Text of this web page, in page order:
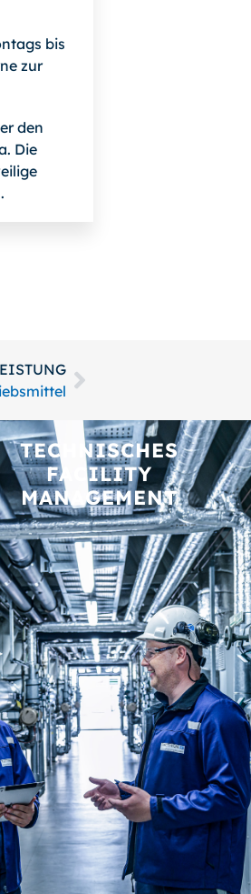
bis
zur
den
Die
TECHNISCHES
FACILITY
MANAGEMENT